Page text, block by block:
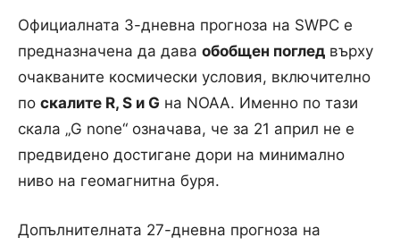
Официалната 3-дневна прогноза на SWPC е
предназначена да дава обобщен поглед върху
очакваните космически условия, включително
по скалите R, S и G на NOAA. Именно по тази
скала „G none“ означава, че за 21 април не е
предвидено достигане дори на минимално
ниво на геомагнитна буря.
Допълнителната 27-дневна прогноза на